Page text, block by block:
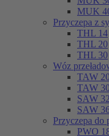
MUK
Przyczepa z
THL 14
THL 20
THL 30
Wóz
TAW
TAW
SAW 32
SAW
Przyczepa do
PWO